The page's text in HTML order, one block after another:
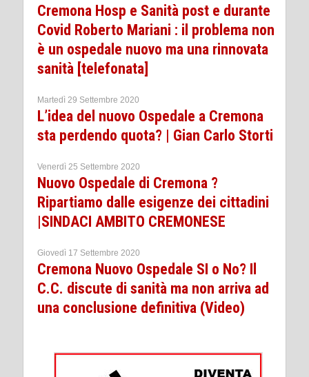
Cremona Hosp e Sanità post e durante
Covid Roberto Mariani : il problema non
è un ospedale nuovo ma una rinnovata
sanità [telefonata]
Martedì 29 Settembre 2020
L’idea del nuovo Ospedale a Cremona
sta perdendo quota? | Gian Carlo Storti
Venerdì 25 Settembre 2020
Nuovo Ospedale di Cremona ?
Ripartiamo dalle esigenze dei cittadini
|SINDACI AMBITO CREMONESE
Giovedì 17 Settembre 2020
Cremona Nuovo Ospedale SI o No? Il
C.C. discute di sanità ma non arriva ad
una conclusione definitiva (Video)